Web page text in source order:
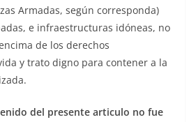
Armadas, según corresponda)
e infraestructuras idóneas, no
de los derechos
y trato digno para contener a la
del presente articulo no fue